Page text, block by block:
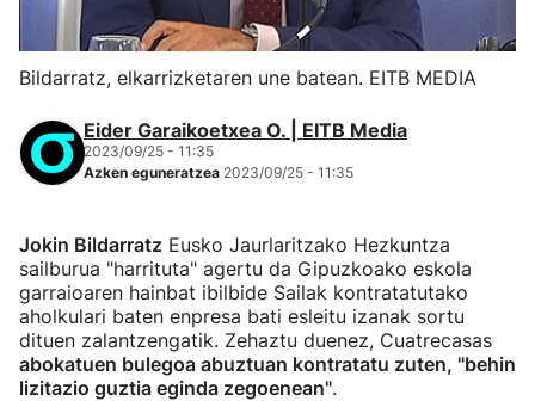
Bildarratz, elkarrizketaren une batean. EITB MEDIA
Eider Garaikoetxea O. | EITB Media
2023/09/25 - 11:35
Azken eguneratzea 2023/09/25 - 11:35
Jokin Bildarratz Eusko Jaurlaritzako Hezkuntza
sailburua "harrituta" agertu da Gipuzkoako eskola
garraioaren hainbat ibilbide Sailak kontratatutako
aholkulari baten enpresa bati esleitu izanak sortu
dituen zalantzengatik. Zehaztu duenez, Cuatrecasas
abokatuen bulegoa abuztuan kontratatu zuten, "behin
lizitazio guztia eginda zegoenean".